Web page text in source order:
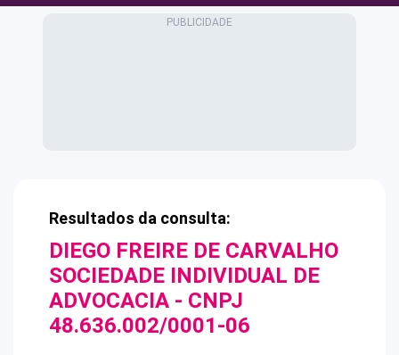
Resultados da consulta:
DIEGO FREIRE DE CARVALHO
SOCIEDADE INDIVIDUAL DE
ADVOCACIA - CNPJ
48.636.002/0001-06